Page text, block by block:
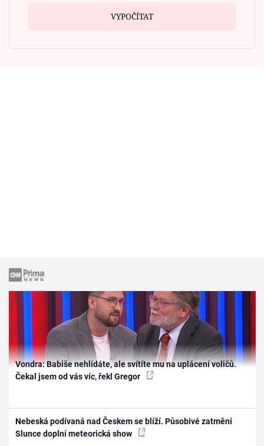
VYPOČÍTAT
Vondra: Babiše nehlídáte, ale svítíte mu na uplácení voličů.
Čekal jsem od vás víc, řekl Gregor
Nebeská podívaná nad Českem se blíží. Působivé zatmění
Slunce doplní meteorická show